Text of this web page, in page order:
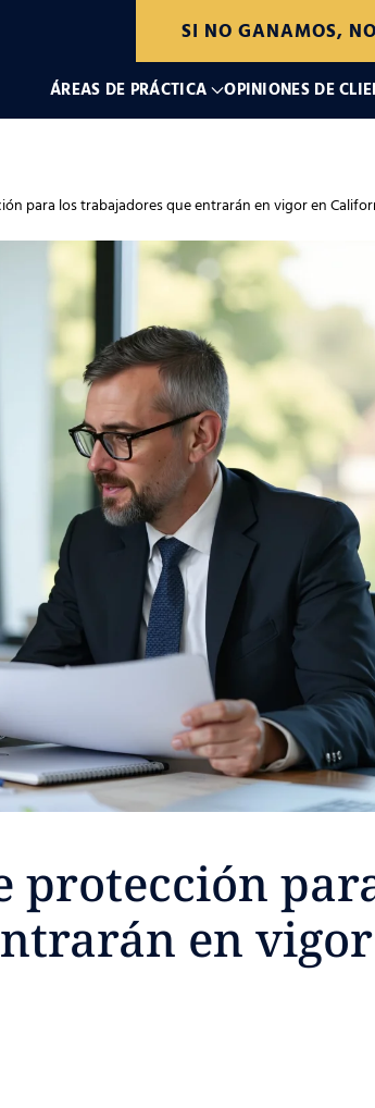
SI NO GANAMOS,
ÁREAS DE PRÁCTICA OPINIONES DE
para los trabajadores que entrarán en vigor en
protección
en